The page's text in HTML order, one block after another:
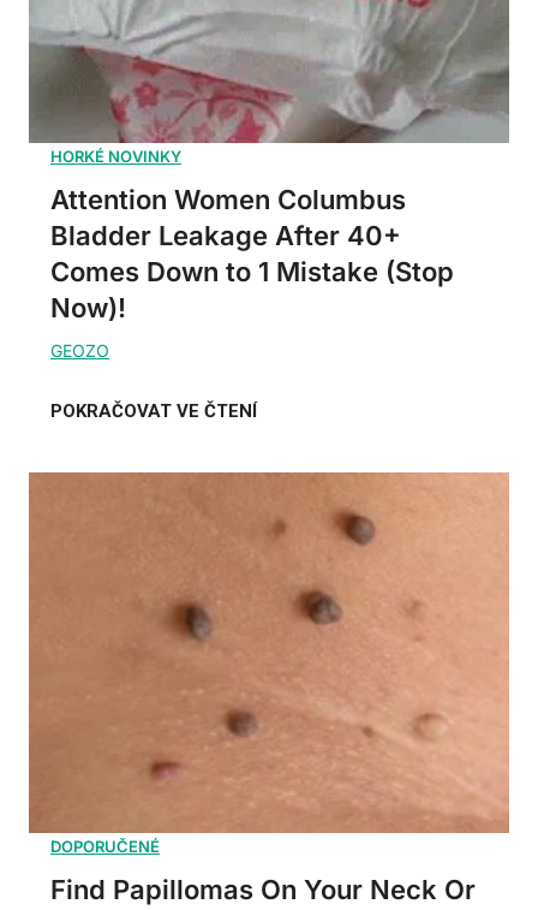
Attention Women Columbus
Bladder Leakage After 40+
Comes Down to 1 Mistake (Stop
Now)!
Find Papillomas On Your Neck Or